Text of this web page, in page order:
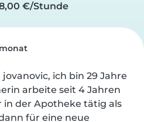
€/Stunde
ich bin 29 Jahre
arbeite seit 4 Jahren
in der Apotheke tätig als
für eine neue